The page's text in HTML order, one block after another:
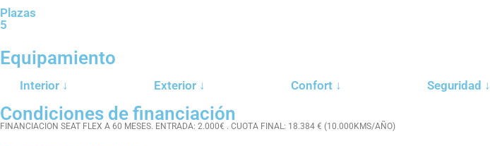
Plazas
5
Equipamiento
Interior ↓ Exterior ↓ Confort ↓ Seguridad ↓
Condiciones de financiación
FINANCIACION SEAT FLEX A 60 MESES. ENTRADA: 2.000€ . CUOTA FINAL: 18.384 € (10.000KMS/AÑO)